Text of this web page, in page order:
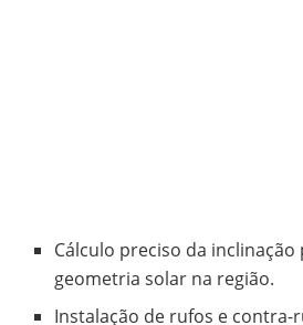
Cálculo preciso da
geometria solar na região.
Instalação de rufos e contra-